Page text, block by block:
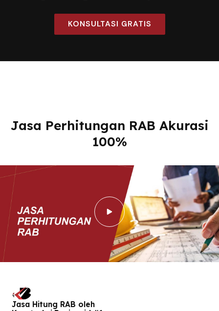
KONSULTASI GRATIS
Jasa Perhitungan RAB Akurasi
100%
Jasa Hitung RAB oleh